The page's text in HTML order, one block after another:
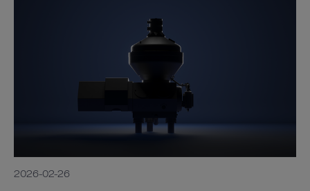
2026-02-26